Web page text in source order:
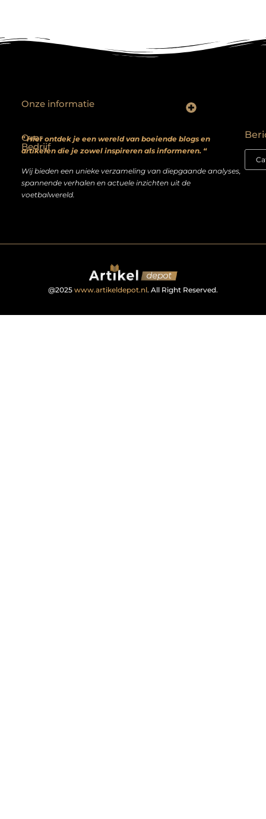
Over
Bedrijf
” Hier ontdek je een wereld van boeiende blogs en
artikelen die je zowel inspireren als informeren. “
Wij bieden een unieke verzameling van diepgaande analyses,
spannende verhalen en actuele inzichten uit de
voetbalwereld.
Onze informatie
@2025 www.artikeldepot.nl. All Right Reserved.